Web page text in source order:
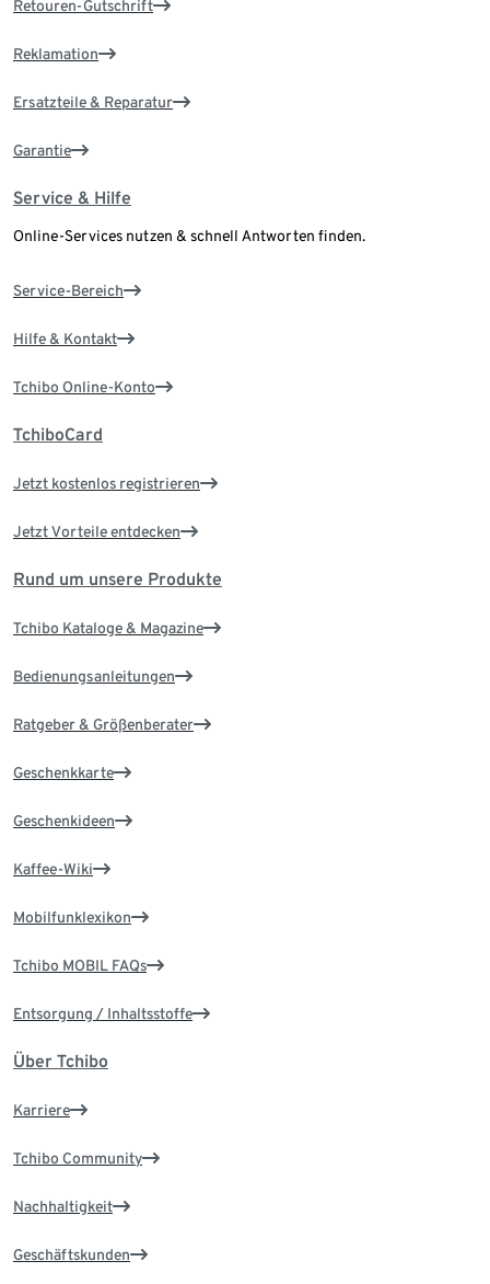
Retouren-Gutschrift
Reklamation
Ersatzteile & Reparatur
Garantie
Service & Hilfe
Online-Services nutzen & schnell Antworten finden.
Service-Bereich
Hilfe & Kontakt
Tchibo Online-Konto
TchiboCard
Jetzt kostenlos registrieren
Jetzt Vorteile entdecken
Rund um unsere Produkte
Tchibo Kataloge & Magazine
Bedienungsanleitungen
Ratgeber & Größenberater
Geschenkkarte
Geschenkideen
Kaffee-Wiki
Mobilfunklexikon
Tchibo MOBIL FAQs
Entsorgung / Inhaltsstoffe
Über Tchibo
Karriere
Tchibo Community
Nachhaltigkeit
Geschäftskunden